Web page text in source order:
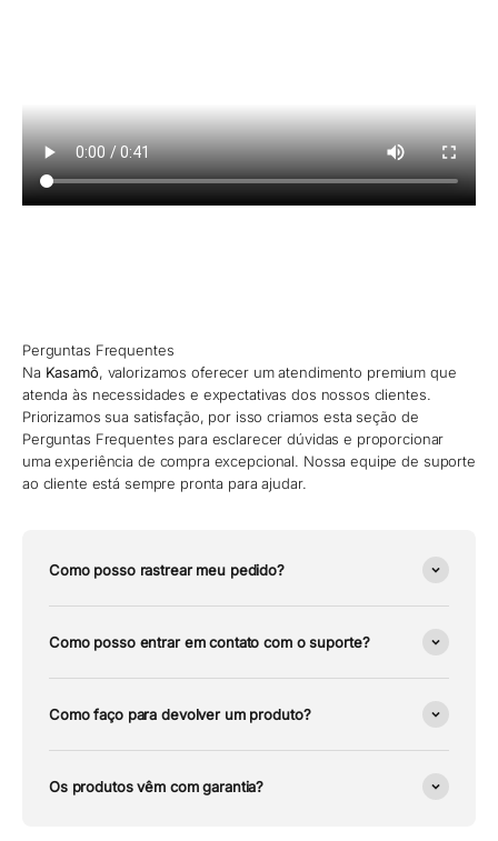
Perguntas Frequentes
Na Kasamô, valorizamos oferecer um atendimento premium que
atenda às necessidades e expectativas dos nossos clientes.
Priorizamos sua satisfação, por isso criamos esta seção de
Perguntas Frequentes para esclarecer dúvidas e proporcionar
uma experiência de compra excepcional. Nossa equipe de suporte
ao cliente está sempre pronta para ajudar.
Como posso rastrear meu pedido?
Como posso entrar em contato com o suporte?
Como faço para devolver um produto?
Os produtos vêm com garantia?